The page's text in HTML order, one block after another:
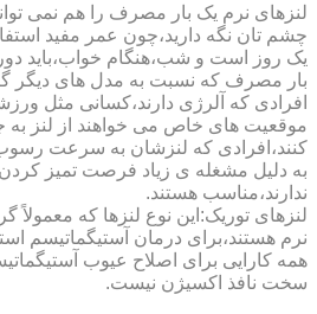
لنزهای نرم یک بار مصرف را هم نمی
چشم تان نگه دارید،چون عمر مفید
یک روز است و شب،هنگام خواب،باید دور
بار مصرف که نسبت به مدل های دیگر
افرادی که آلرژی دارند،کسانی مثل
موقعیت های خاص می خواهند از لنز به
کنند،افرادی که لنزشان به سرعت
به دلیل مشغله ی زیاد فرصت تمیز کردن
ندارند،مناسب هستند.
لنزهای توریک:این نوع لنزها که معمولاً
نرم هستند،برای درمان آستیگماتیسم
همه کارایی برای اصلاح عیوب
سخت نافذ اکسیژن نیست.